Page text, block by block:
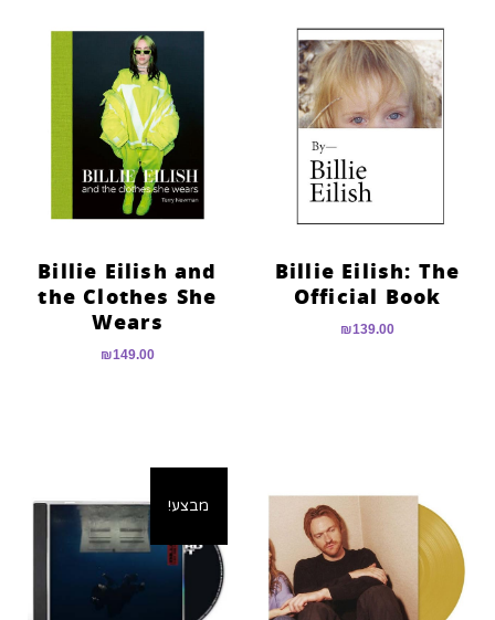
Billie Eilish: The
Official Book
₪139.00
Billie Eilish and
the Clothes She
Wears
₪149.00
מבצע!